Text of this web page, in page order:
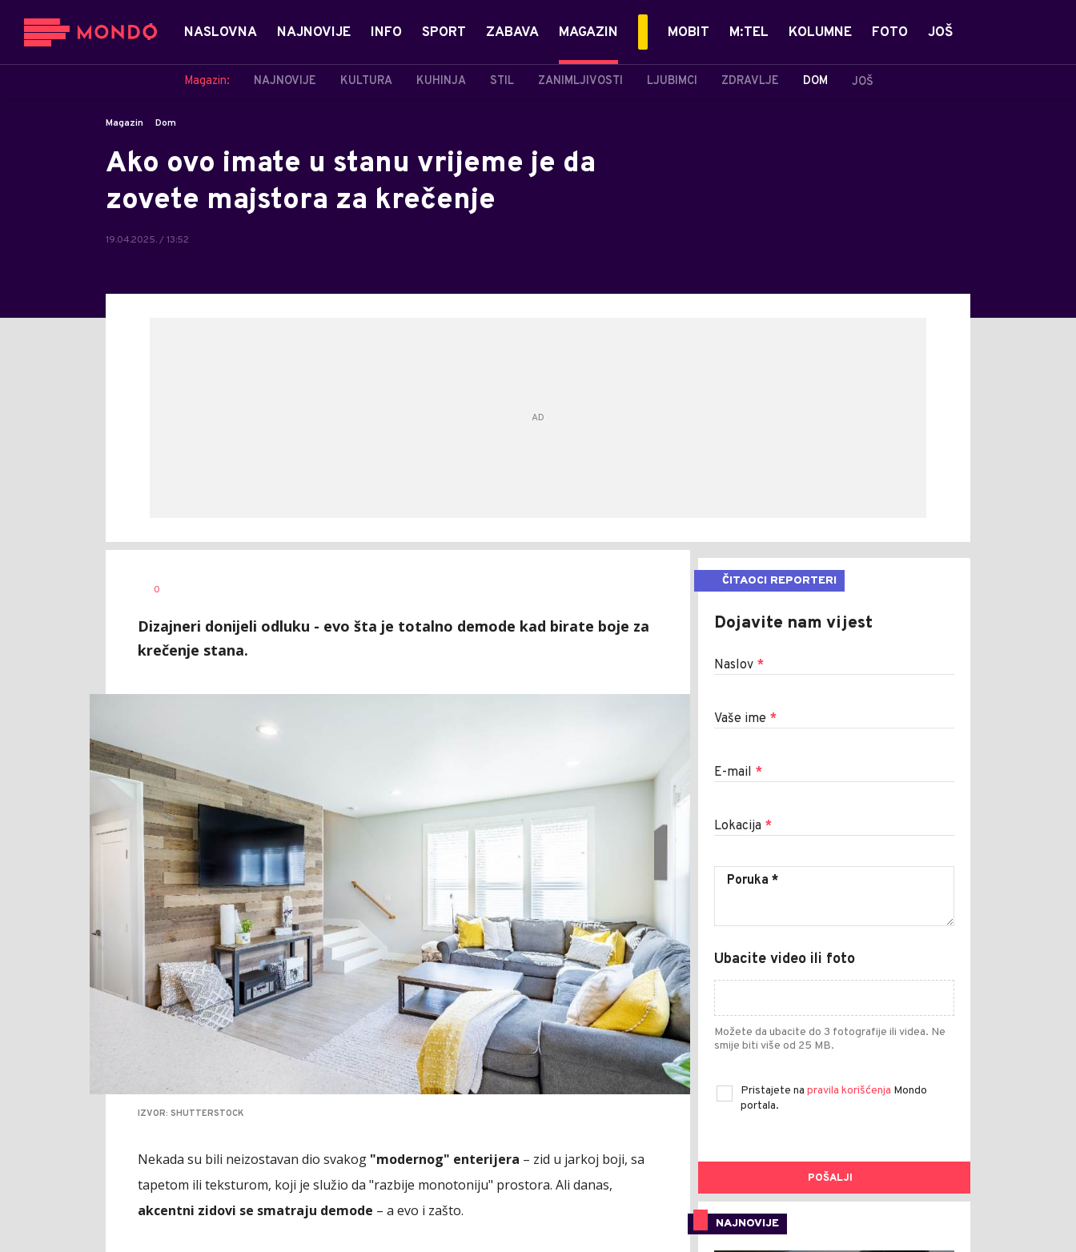
NASLOVNA NAJNOVIJE INFO SPORT ZABAVA MAGAZIN
Magazin: NAJNOVIJE KULTURA KUHINJA STIL ZANIMLJIVOSTI LJUBIMCI ZDRAVLJE DOM JOŠ
MOBIT M:TEL KOLUMNE FOTO JOŠ
Magazin Dom
Ako ovo imate u stanu vrijeme je da
zovete majstora za krečenje
19.04.2025. / 13:52
AUTOR
0
Dizajneri donijeli odluku - evo šta je totalno demode kad birate boje za
krečenje stana.
IZVOR: SHUTTERSTOCK
Nekada su bili neizostavan dio svakog "modernog" enterijera – zid u jarkoj boji, sa
tapetom ili teksturom, koji je služio da "razbije monotoniju" prostora. Ali danas,
akcentni zidovi se smatraju demode – a evo i zašto.
ČITAOCI REPORTERI
Dojavite nam vijest
Naslov *
Vaše ime *
E-mail *
Lokacija *
Ubacite video ili foto
Možete da ubacite do 3 fotografije ili videa. Ne
smije biti više od 25 MB.
Pristajete na pravila korišćenja Mondo
portala.
POŠALJI
NAJNOVIJE